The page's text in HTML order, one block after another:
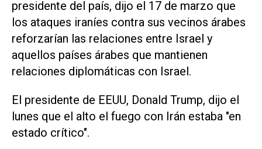
presidente del país, dijo el 17 de marzo que
los ataques iraníes contra sus vecinos árabes
reforzarían las relaciones entre Israel y
aquellos países árabes que mantienen ​
relaciones diplomáticas ‌con Israel.
El presidente de EEUU, Donald Trump, dijo el
lunes que el alto el fuego con Irán estaba "en
estado crítico".